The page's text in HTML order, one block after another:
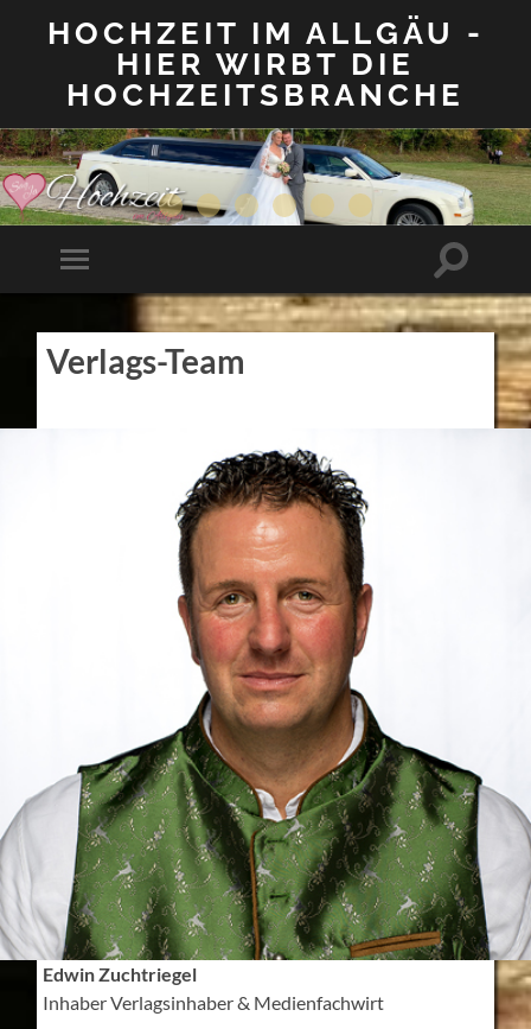
HOCHZEIT IM ALLGÄU -
HIER WIRBT DIE
HOCHZEITSBRANCHE
Menü
ein-/ausblenden
Suchfeld
Verlags-Team
Edwin Zuchtriegel
Inhaber Verlagsinhaber & Medienfachwirt